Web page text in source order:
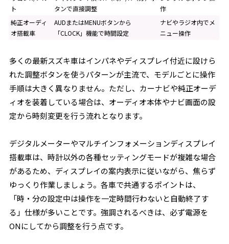
ト
タンで直接調整
作
純正オーディ
オ搭載車
AUDまたはMENUボタンから
「CLOCK」機能で時間設定
ナビやラジオ内でメ
ニュー操作
多くの最新スズキ車はインパネやディスプレイ付近に設けら
れた調整ボタンを使うパターンが主流で、モデルごとに操作
手順は大きく異なりません。ただし、カーナビや純正オーデ
ィオを装着している場合は、オーディオ本体やナビ画面の設
定から時刻変更を行う流れとなります。
デジタルメーターやマルチインフォメーションディスプレイ
搭載車は、時計以外の各種セッティングモードが複雑な場合
があるため、ディスプレイの案内表示に従いながら、焦らず
ゆっくり作業しましょう。各車で共通するポイントは、
「時・分の設定中は操作を一定時間行わないと自動終了す
る」仕様が多いことです。強調されるべきは、必ず電源を
ONにしてから調整を行う点です。